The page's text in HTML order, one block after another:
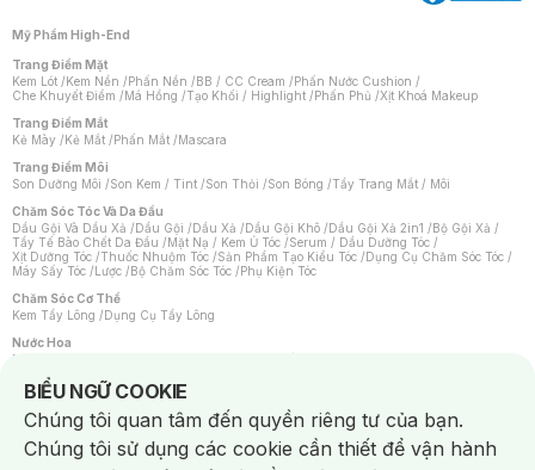
Mỹ Phẩm High-End
Trang Điểm Mặt
Kem Lót /Kem Nền /Phấn Nền /BB / CC Cream /Phấn Nước Cushion /
Che Khuyết Điểm /Má Hồng /Tạo Khối / Highlight /Phấn Phủ /Xịt Khoá Makeup
Trang Điểm Mắt
Kẻ Mày /Kẻ Mắt /Phấn Mắt /Mascara
Trang Điểm Môi
Son Dưỡng Môi /Son Kem / Tint /Son Thỏi /Son Bóng /Tẩy Trang Mắt / Môi
Chăm Sóc Tóc Và Da Đầu
Dầu Gội Và Dầu Xả /Dầu Gội /Dầu Xả /Dầu Gội Khô /Dầu Gội Xả 2in1 /Bộ Gội Xả /
Tẩy Tế Bào Chết Da Đầu /Mặt Nạ / Kem Ủ Tóc /Serum / Dầu Dưỡng Tóc /
Xịt Dưỡng Tóc /Thuốc Nhuộm Tóc /Sản Phẩm Tạo Kiểu Tóc /Dụng Cụ Chăm Sóc Tóc /
Máy Sấy Tóc /Lược /Bộ Chăm Sóc Tóc /Phụ Kiện Tóc
Chăm Sóc Cơ Thể
Kem Tẩy Lông /Dụng Cụ Tẩy Lông
Nước Hoa
Nước Hoa Nữ
Chăm Sóc Cá Nhân
Chống Muỗi /Khẩu Trang /Máy Massage/Mặt Nạ Xông Hơi /Nước Rửa Tay/
Sản Phẩm Chăm Sóc Khác /Bàn Chải Đánh Răng /Bàn Chải Điện/
Hỗ Trợ Trắng Răng/Kem Đánh Răng /Máy Tăm Nước/ Nước Súc Miệng/
Tăm / Chỉ Nha Khoa/ Xịt Thơm Miệng / Dung Dịch Vệ Sinh/Dưỡng Vùng Kín/
BIỂU NGỮ COOKIE
Notice about cookies usage
Chúng tôi quan tâm đến quyền riêng tư của bạn.
Chúng tôi sử dụng các cookie cần thiết để vận hành